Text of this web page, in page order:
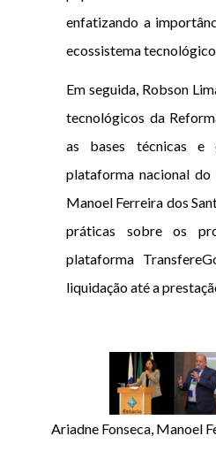
enfatizando a
ecossistema
Em seguida, Robson
tecnológicos da
as bases técnicas e
plataforma nacional do
Manoel Ferreira dos
práticas sobre os
plataforma
liquidação até a
Ariadne Fonseca, Manoel